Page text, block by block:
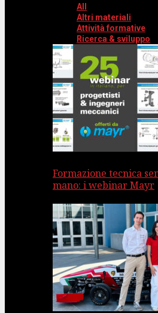
All
Altri materiali
Attività formative
Ricerca & sviluppo
Formazione tecnica
mano: i webinar Mayr